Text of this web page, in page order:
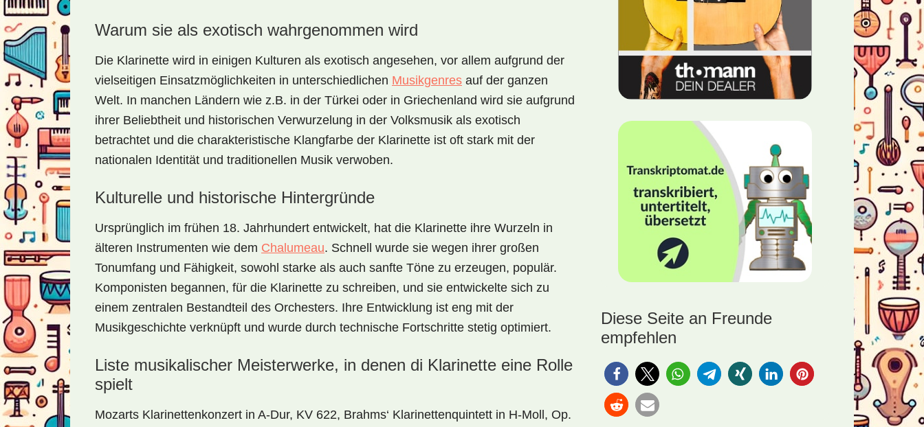
Warum sie als exotisch wahrgenommen wird
Die Klarinette wird in einigen Kulturen als exotisch angesehen, vor allem aufgrund der
vielseitigen Einsatzmöglichkeiten in unterschiedlichen Musikgenres auf der ganzen
Welt. In manchen Ländern wie z.B. in der Türkei oder in Griechenland wird sie aufgrund
ihrer Beliebtheit und historischen Verwurzelung in der Volksmusik als exotisch
betrachtet und die charakteristische Klangfarbe der Klarinette ist oft stark mit der
nationalen Identität und traditionellen Musik verwoben.
Kulturelle und historische Hintergründe
Ursprünglich im frühen 18. Jahrhundert entwickelt, hat die Klarinette ihre Wurzeln in
älteren Instrumenten wie dem Chalumeau. Schnell wurde sie wegen ihrer großen
Tonumfang und Fähigkeit, sowohl starke als auch sanfte Töne zu erzeugen, populär.
Komponisten begannen, für die Klarinette zu schreiben, und sie entwickelte sich zu
einem zentralen Bestandteil des Orchesters. Ihre Entwicklung ist eng mit der
Musikgeschichte verknüpft und wurde durch technische Fortschritte stetig optimiert.
Liste musikalischer Meisterwerke, in denen di Klarinette eine Rolle
spielt
Mozarts Klarinettenkonzert in A-Dur, KV 622, Brahms‘ Klarinettenquintett in H-Moll, Op.
Diese Seite an Freunde
empfehlen